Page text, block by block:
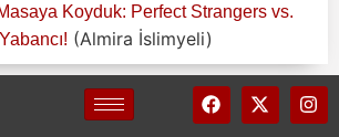
Koyduk: Perfect Strangers vs.
(Almira İslimyeli)